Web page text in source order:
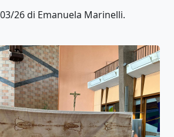
26 di Emanuela Marinelli.